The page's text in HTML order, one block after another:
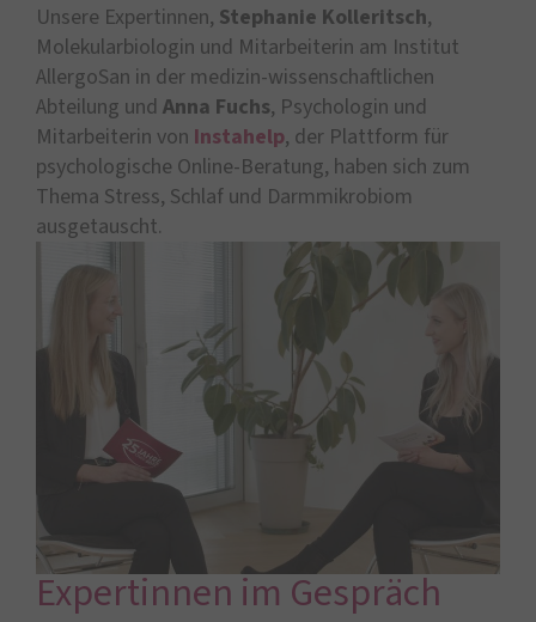
Unsere Expertinnen, Stephanie Kolleritsch,
Molekularbiologin und Mitarbeiterin am Institut
AllergoSan in der medizin-wissenschaftlichen
Abteilung und Anna Fuchs, Psychologin und
Mitarbeiterin von Instahelp, der Plattform für
psychologische Online-Beratung, haben sich zum
Thema Stress, Schlaf und Darmmikrobiom
ausgetauscht.
Expertinnen im Gespräch